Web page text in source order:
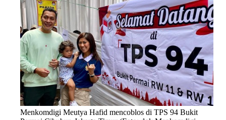
Menkomdigi Meutya Hafid mencoblos di TPS 94 Bukit